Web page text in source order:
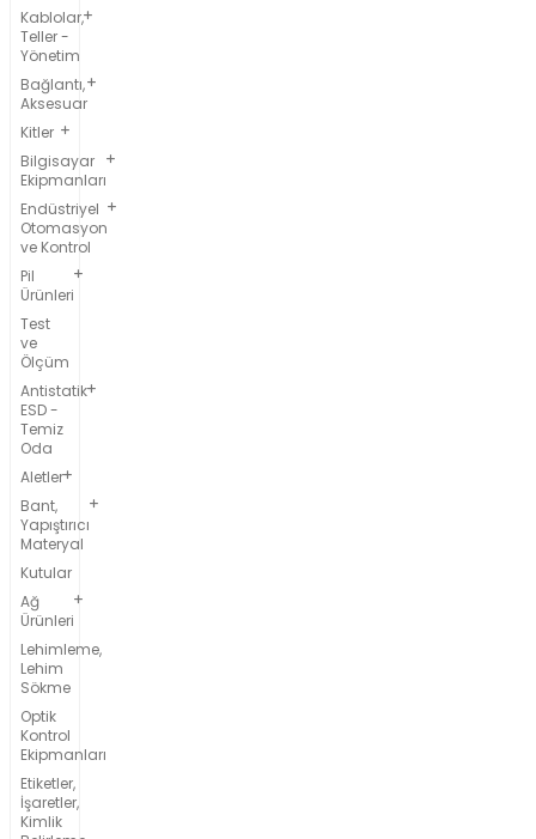
Kablolar,
Teller -
Yönetim
Bağlantı,
Aksesuar
Kitler
Bilgisayar
Ekipmanları
Endüstriyel
Otomasyon
ve Kontrol
Pil
Ürünleri
Test
ve
Ölçüm
Antistatik
ESD -
Temiz
Oda
Aletler
Bant,
Yapıştırıcı
Materyal
Kutular
Ağ
Ürünleri
Lehimleme,
Lehim
Sökme
Optik
Kontrol
Ekipmanları
Etiketler,
İşaretler,
Kimlik